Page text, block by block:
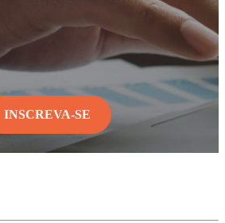
INSCREVA-SE